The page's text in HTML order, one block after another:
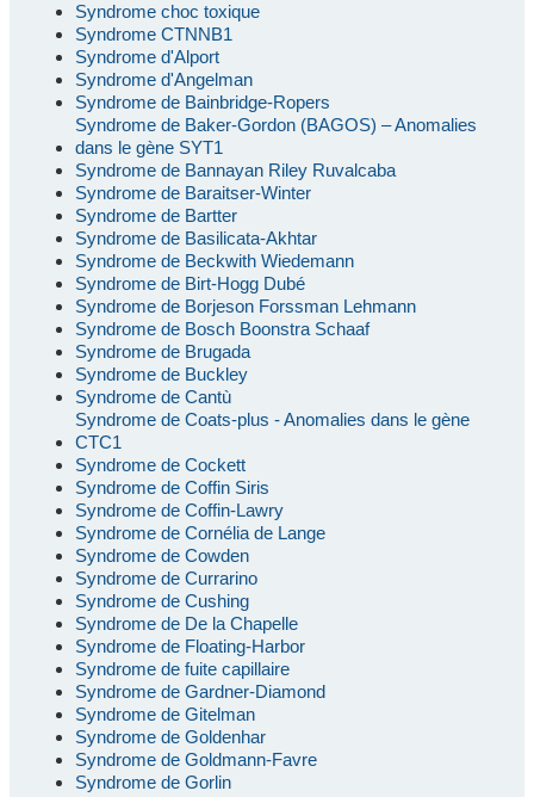
Syndrome choc toxique
Syndrome CTNNB1
Syndrome d'Alport
Syndrome d'Angelman
Syndrome de Bainbridge-Ropers
Syndrome de Baker-Gordon (BAGOS) – Anomalies
dans le gène SYT1
Syndrome de Bannayan Riley Ruvalcaba
Syndrome de Baraitser-Winter
Syndrome de Bartter
Syndrome de Basilicata-Akhtar
Syndrome de Beckwith Wiedemann
Syndrome de Birt-Hogg Dubé
Syndrome de Borjeson Forssman Lehmann
Syndrome de Bosch Boonstra Schaaf
Syndrome de Brugada
Syndrome de Buckley
Syndrome de Cantù
Syndrome de Coats-plus - Anomalies dans le gène
CTC1
Syndrome de Cockett
Syndrome de Coffin Siris
Syndrome de Coffin-Lawry
Syndrome de Cornélia de Lange
Syndrome de Cowden
Syndrome de Currarino
Syndrome de Cushing
Syndrome de De la Chapelle
Syndrome de Floating-Harbor
Syndrome de fuite capillaire
Syndrome de Gardner-Diamond
Syndrome de Gitelman
Syndrome de Goldenhar
Syndrome de Goldmann-Favre
Syndrome de Gorlin